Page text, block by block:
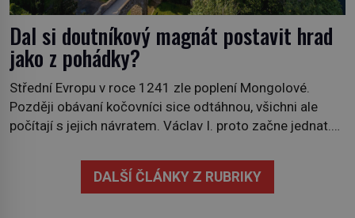
Dal si doutníkový magnát postavit hrad
jako z pohádky?
Střední Evropu v roce 1241 zle poplení Mongolové.
Později obávaní kočovníci sice odtáhnou, všichni ale
počítají s jejich návratem. Václav I. proto začne jednat.
pečlivě připravit! Český král Václav I. (1205–1253)
přijme opatření, která mají posílit obranu jeho království.
DALŠÍ ČLÁNKY Z RUBRIKY